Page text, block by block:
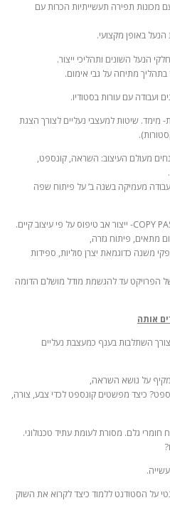
מכונות תפירה תעשייתיות הכרות עם
הנעל באופן מקצועי.
הנעל השונים ותהליכי ייצור.
מתיחה על גבי אימום.
ועבודה עם עורות בסטודיו.
מימד. שיטות למעצבי נעליים לצורך הצגת
מעולם העיצוב: השראה, קונספט,
מעמיקה בשנה ב’ על פיתוח שפה
מתאים, פיתוח גזרה,
משנה כדוגמאת יצרן סוליות, ספידות
הפרויקט עד להגשמת מודל מושלם הדומה
אותה
השתלבות בענף כמעצבת נעליים
על נושא השראה,
כיצד מפשטים קונספט לכדי צבע, צורה,
גלם. מסורת לעומת עתיד טכנולוגי.
על הסטודנט ללמוד כיצד לקרוא את השוק